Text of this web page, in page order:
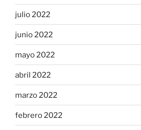
julio 2022
junio 2022
mayo 2022
abril 2022
marzo 2022
febrero 2022